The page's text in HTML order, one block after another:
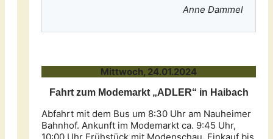
Anne Dammel
Mittwoch, 24.01.2024
Fahrt zum Modemarkt „ADLER“ in Haibach
Abfahrt mit dem Bus um 8:30 Uhr am Nauheimer
Bahnhof. Ankunft im Modemarkt ca. 9:45 Uhr,